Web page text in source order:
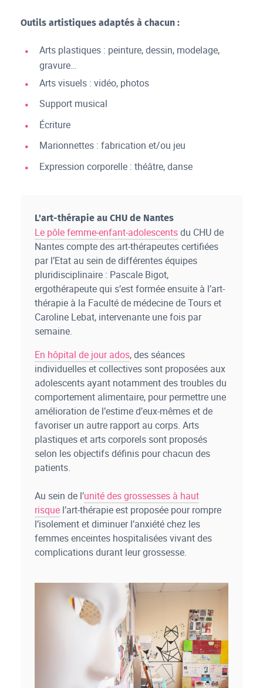
Outils artistiques adaptés à chacun :
Arts plastiques : peinture, dessin, modelage,
gravure…
Arts visuels : vidéo, photos
Support musical
Écriture
Marionnettes : fabrication et/ou jeu
Expression corporelle : théâtre, danse
L'art-thérapie au CHU de Nantes
Le pôle femme-enfant-adolescentsdu CHU de
Nantes compte des art-thérapeutes certifiées
par l’Etat au sein de différentes équipes
pluridisciplinaire : Pascale Bigot,
ergothérapeute qui s’est formée ensuite à l’art-
thérapie à la Faculté de médecine de Tours et
Caroline Lebat, intervenante une fois par
semaine.
En hôpital de jour ados, des séances
individuelles et collectives sont proposées aux
adolescents ayant notamment des troubles du
comportement alimentaire, pour permettre une
amélioration de l’estime d’eux-mêmes et de
favoriser un autre rapport au corps. Arts
plastiques et arts corporels sont proposés
selon les objectifs définis pour chacun des
patients.
Au sein de l’unité des grossesses à haut
risque l’art-thérapie est proposée pour rompre
l’isolement et diminuer l’anxiété chez les
femmes enceintes hospitalisées vivant des
complications durant leur grossesse.